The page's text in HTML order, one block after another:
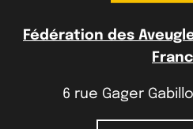
Fédération des
6 rue Gager